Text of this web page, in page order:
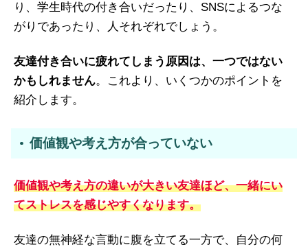
り、学生時代の付き合いだったり、SNSによるつな
がりであったり、人それぞれでしょう。
友達付き合いに疲れてしまう原因は、一つではない
かもしれません。これより、いくつかのポイントを
紹介します。
価値観や考え方が合っていない
価値観や考え方の違いが大きい友達ほど、一緒にい
てストレスを感じやすくなります。
友達の無神経な言動に腹を立てる一方で、自分の何